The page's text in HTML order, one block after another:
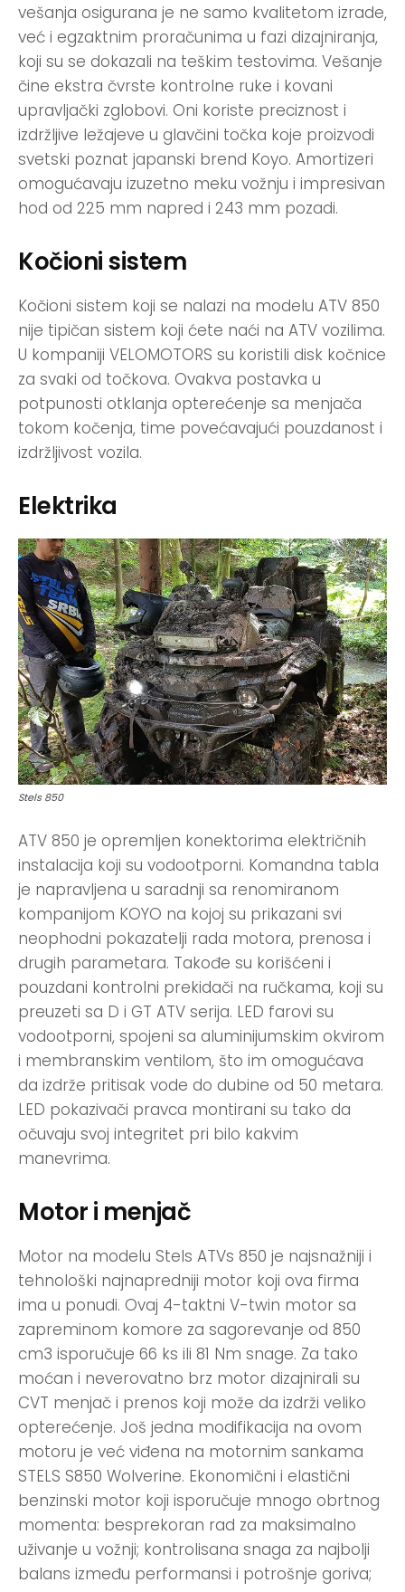
vešanja osigurana je ne samo kvalitetom izrade,
već i egzaktnim proračunima u fazi dizajniranja,
koji su se dokazali na teškim testovima. Vešanje
čine ekstra čvrste kontrolne ruke i kovani
upravljački zglobovi. Oni koriste preciznost i
izdržljive ležajeve u glavčini točka koje proizvodi
svetski poznat japanski brend Koyo. Amortizeri
omogućavaju izuzetno meku vožnju i impresivan
hod od 225 mm napred i 243 mm pozadi.
Kočioni sistem
Kočioni sistem koji se nalazi na modelu ATV 850
nije tipičan sistem koji ćete naći na ATV vozilima.
U kompaniji VELOMOTORS su koristili disk kočnice
za svaki od točkova. Ovakva postavka u
potpunosti otklanja opterećenje sa menjača
tokom kočenja, time povećavajući pouzdanost i
izdržljivost vozila.
Elektrika
Stels 850
ATV 850 je opremljen konektorima električnih
instalacija koji su vodootporni. Komandna tabla
je napravljena u saradnji sa renomiranom
kompanijom KOYO na kojoj su prikazani svi
neophodni pokazatelji rada motora, prenosa i
drugih parametara. Takođe su korišćeni i
pouzdani kontrolni prekidači na ručkama, koji su
preuzeti sa D i GT ATV serija. LED farovi su
vodootporni, spojeni sa aluminijumskim okvirom
i membranskim ventilom, što im omogućava
da izdrže pritisak vode do dubine od 50 metara.
LED pokazivači pravca montirani su tako da
očuvaju svoj integritet pri bilo kakvim
manevrima.
Motor i menjač
Motor na modelu Stels ATVs 850 je najsnažniji i
tehnološki najnapredniji motor koji ova firma
ima u ponudi. Ovaj 4-taktni V-twin motor sa
zapreminom komore za sagorevanje od 850
cm3 isporučuje 66 ks ili 81 Nm snage. Za tako
moćan i neverovatno brz motor dizajnirali su
CVT menjač i prenos koji može da izdrži veliko
opterećenje. Još jedna modifikacija na ovom
motoru je već viđena na motornim sankama
STELS S850 Wolverine. Ekonomični i elastični
benzinski motor koji isporučuje mnogo obrtnog
momenta: besprekoran rad za maksimalno
uživanje u vožnji; kontrolisana snaga za najbolji
balans između performansi i potrošnje goriva;